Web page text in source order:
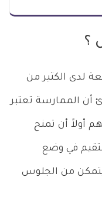
؟
لدى الكثير من
أن الممارسة تعتبر
أولاً أن تمنح
في وضع
من الجلوس